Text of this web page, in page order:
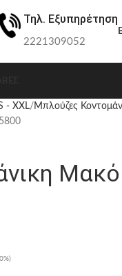
Τηλ. Εξυπηρέτηση
2221309052
- XXL Μπλούζες